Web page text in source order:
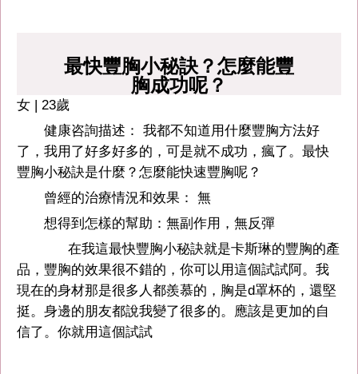
最快豐胸小秘訣？怎麼能豐
胸成功呢？
女 | 23歲
健康咨詢描述： 我都不知道用什麼豐胸方法好
了，我用了好多好多的，可是就不成功，瘋了。最快
豐胸小秘訣是什麼？怎麼能快速豐胸呢？
曾經的治療情況和效果： 無
想得到怎樣的幫助：無副作用，無反彈
在我這最快豐胸小秘訣就是卡斯琳的豐胸的產
品，豐胸的效果很不錯的，你可以用這個試試阿。我
現在的身材那是很多人都羨慕的，胸是d罩杯的，還堅
挺。身邊的朋友都說我變了很多的。應該是更加的自
信了。你就用這個試試